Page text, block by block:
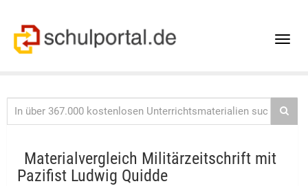
Toggle
Materialvergleich Militärzeitschrift mit
Pazifist Ludwig Quidde